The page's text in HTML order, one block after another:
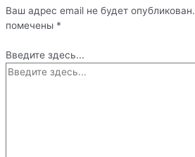
Ваш адрес email не будет опубликован.
помечены *
Введите здесь...